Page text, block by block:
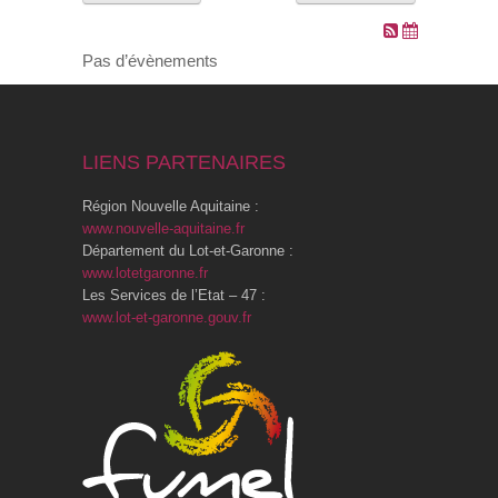
SOCIAL
SPORTS ET LOISIRS
CULTURE ET PATRIMOINE
RENDEZ-VOUS EN LIGNE
Pas d’évènements
LIENS PARTENAIRES
Région Nouvelle Aquitaine :
www.nouvelle-aquitaine.fr
Département du Lot-et-Garonne :
www.lotetgaronne.fr
Les Services de l’Etat – 47 :
www.lot-et-garonne.gouv.fr